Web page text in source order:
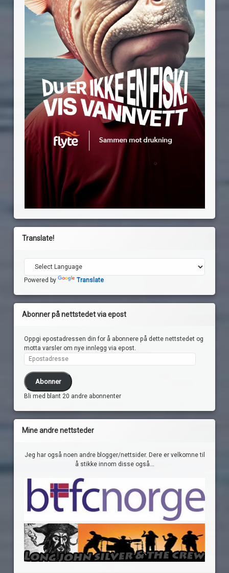
Translate!
Powered by Translate
Abonner på nettstedet via epost
Oppgi epostadressen din for å abonnere på dette nettstedet og
motta varsler om nye innlegg via epost.
Epostadresse
Abonner
Bli med blant 20 andre abonnenter
Mine andre nettsteder
Jeg har også noen andre blogger/nettsider. Dere er velkomne til
å stikke innom disse også...